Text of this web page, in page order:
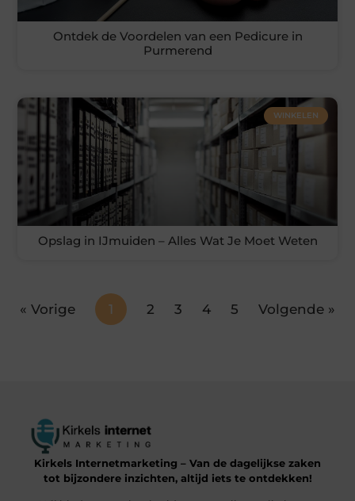
Ontdek de Voordelen van een Pedicure in
Purmerend
WINKELEN
Opslag in IJmuiden – Alles Wat Je Moet Weten
« Vorige 1 2 3 4 5 Volgende »
Kirkels Internetmarketing – Van de dagelijkse zaken
tot bijzondere inzichten, altijd iets te ontdekken!